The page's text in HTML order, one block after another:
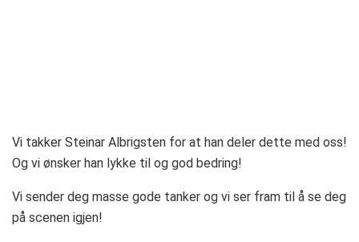
Vi takker Steinar Albrigsten for at han deler dette med oss!
Og vi ønsker han lykke til og god bedring!
Vi sender deg masse gode tanker og vi ser fram til å se deg
på scenen igjen!